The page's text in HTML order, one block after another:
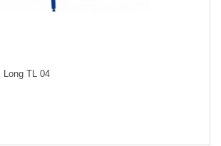
TL 04